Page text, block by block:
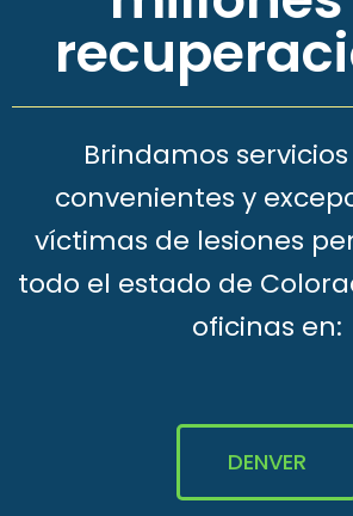
Brindamos
convenientes y
víctimas de lesiones
todo el estado de
oficinas en:
DENVER